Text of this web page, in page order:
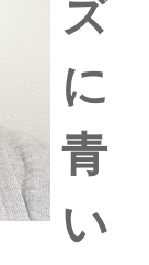
ズ
に
青
い